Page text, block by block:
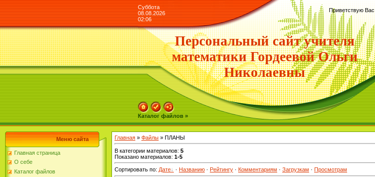
Суббота
08.08.2026
02:06
Приветствую Вас
Персональный сайт учителя
математики Гордеевой Ольги
Николаевны
Каталог файлов »
Меню сайта
Главная страница
О себе
Каталог файлов
Главная » Файлы » ПЛАНЫ
В категории материалов: 5
Показано материалов: 1-5
Сортировать по: Дате · Названию · Рейтингу · Комментариям · Загрузкам · Просмотрам